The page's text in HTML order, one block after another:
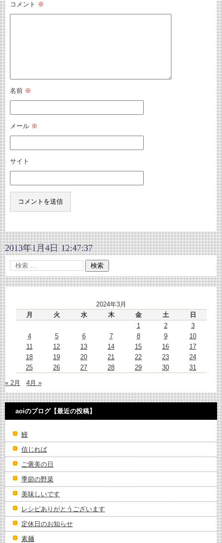
コメント ※
名前 ※
メール ※
サイト
2013年1月4日 12:47:37
2024年3月
月
火 水 木 金 土
日
1
2
3
4
5 6 7 8 9
10
11
12 13 14 15 16
17
18
19 20 21 22 23
24
25
26 27 28 29 30 31
« 2月 4月 »
aoiのブログ【最近の投稿】
鰻
信じれば
ご褒美の日
季節の野菜
美味しいです
レシピありがとうございます
定休日のお知らせ
素麺